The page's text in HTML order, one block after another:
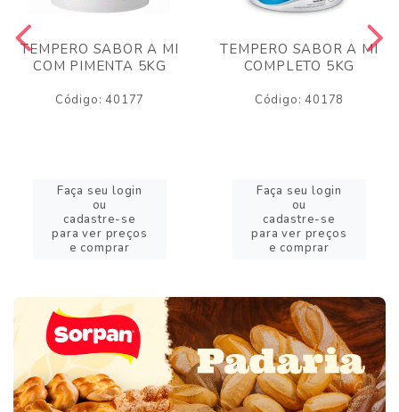
TEMPERO SABOR A MI
COM PIMENTA 5KG
Código: 40177
Faça seu login
ou
cadastre-se
para ver preços
e comprar
TEMPERO SABOR A MI
COMPLETO 5KG
Código: 40178
Faça seu login
ou
cadastre-se
para ver preços
e comprar